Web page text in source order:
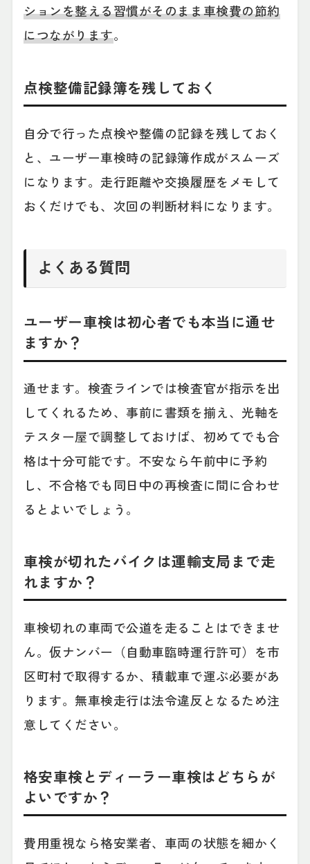
ションを整える習慣がそのまま車検費の節約
につながります。
点検整備記録簿を残しておく
自分で行った点検や整備の記録を残しておく
と、ユーザー車検時の記録簿作成がスムーズ
になります。走行距離や交換履歴をメモして
おくだけでも、次回の判断材料になります。
よくある質問
ユーザー車検は初心者でも本当に通せ
ますか？
通せます。検査ラインでは検査官が指示を出
してくれるため、事前に書類を揃え、光軸を
テスター屋で調整しておけば、初めてでも合
格は十分可能です。不安なら午前中に予約
し、不合格でも同日中の再検査に間に合わせ
るとよいでしょう。
車検が切れたバイクは運輸支局まで走
れますか？
車検切れの車両で公道を走ることはできませ
ん。仮ナンバー（自動車臨時運行許可）を市
区町村で取得するか、積載車で運ぶ必要があ
ります。無車検走行は法令違反となるため注
意してください。
格安車検とディーラー車検はどちらが
よいですか？
費用重視なら格安業者、車両の状態を細かく